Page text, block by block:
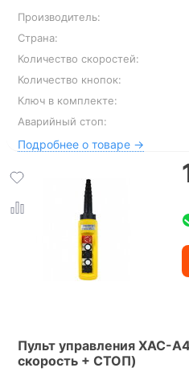
Производитель:
Страна:
Количество скоростей:
Количество кнопок:
Ключ в комплекте:
Аварийный стоп:
Подробнее о товаре →
Пульт управления XAC-
скорость + СТОП)